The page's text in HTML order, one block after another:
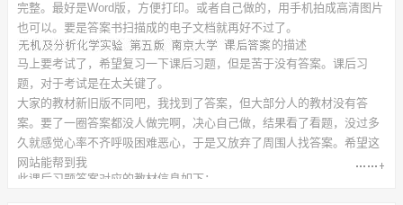
完整。最好是Word版，方便打印。或者自己做的，用手机拍成高清图片
也可以。要是答案书扫描成的电子文档就再好不过了。
的描述
马上要考试了，希望复习一下课后习题，但是苦于没有答案。课后习
题，对于考试是在太关键了。
大家的教材新旧版不同吧，我找到了答案，但大部分人的教材没有答
案。要了一圈答案都没人做完啊，决心自己做，结果看了看题，没过多
久就感觉心率不齐呼吸困难恶心，于是又放弃了周围人找答案。希望这
网站能帮到我
此课后习题答案对应的教材信息如下：